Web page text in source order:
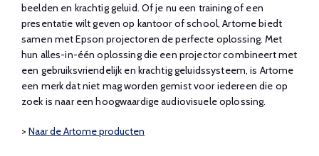
beelden en krachtig geluid. Of je nu een training of een
presentatie wilt geven op kantoor of school, Artome biedt
samen met Epson projectoren de perfecte oplossing. Met
hun alles-in-één oplossing die een projector combineert met
een gebruiksvriendelijk en krachtig geluidssysteem, is Artome
een merk dat niet mag worden gemist voor iedereen die op
zoek is naar een hoogwaardige audiovisuele oplossing.
>Naar de Artome producten